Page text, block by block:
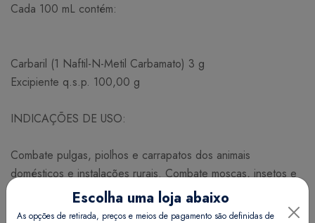
Cada 100 mL contém:
Carbaril (1 Naftil-N-Metil Carbamato) 3 g
Excipiente q.s.p. 100,00 g
INDICAÇÕES DE USO:
Combate pulgas, piolhos e carrapatos dos animais
domésticos e instalações rurais. Combate moscas, insetos e
ácaros dos currais, estábulos, pocilgas, galinheiros e outras
dependências rurais.
Escolha uma loja abaixo
As opções de retirada, preços e meios de pagamento são definidas de